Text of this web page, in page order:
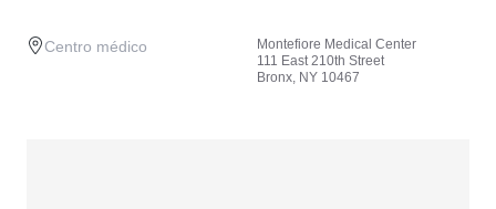
Centro médico
Montefiore Medical Center
111 East 210th Street
Bronx, NY 10467